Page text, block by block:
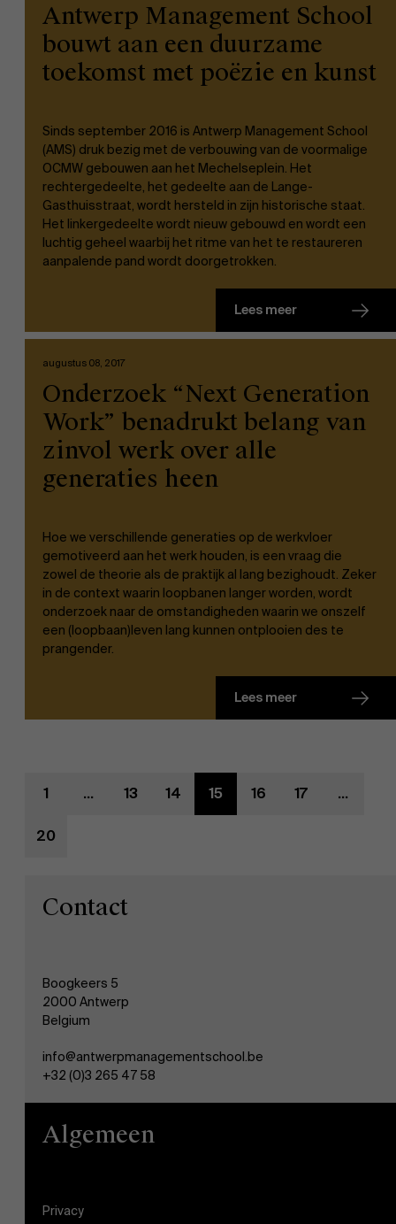
Onderzoek
Over Antwerp Management School
Partners
Evenementen
Werken bij AMS
Antwerp Management School
bouwt aan een duurzame
toekomst met poëzie en kunst
Sinds september 2016 is Antwerp Management School
(AMS) druk bezig met de verbouwing van de voormalige
OCMW gebouwen aan het Mechelseplein. Het
rechtergedeelte, het gedeelte aan de Lange-
Gasthuisstraat, wordt hersteld in zijn historische staat.
Het linkergedeelte wordt nieuw gebouwd en wordt een
luchtig geheel waarbij het ritme van het te restaureren
aanpalende pand wordt doorgetrokken.
Lees meer
augustus 08, 2017
Onderzoek “Next Generation
Work” benadrukt belang van
zinvol werk over alle
generaties heen
Hoe we verschillende generaties op de werkvloer
gemotiveerd aan het werk houden, is een vraag die
zowel de theorie als de praktijk al lang bezighoudt. Zeker
in de context waarin loopbanen langer worden, wordt
onderzoek naar de omstandigheden waarin we onszelf
een (loopbaan)leven lang kunnen ontplooien des te
prangender.
Lees meer
1 ... 13 14 15 16 17 ...
20
Contact
Boogkeers 5
2000 Antwerp
Belgium
info@antwerpmanagementschool.be
+32 (0)3 265 47 58
Algemeen
Privacy